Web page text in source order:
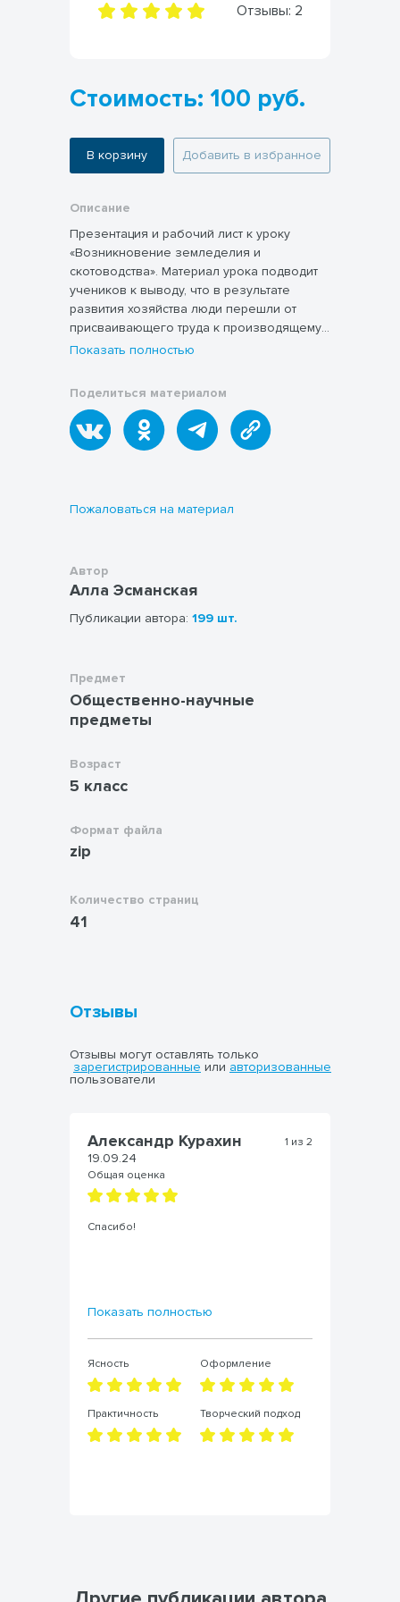
Отзывы: 2
Стоимость: 100 руб.
В корзину Добавить в избранное
Описание
Презентация и рабочий лист к уроку
«Возникновение земледелия и
скотоводства​». Материал урока подводит
учеников к выводу, что в результате
развития хозяйства люди перешли от
присваивающего труда к производящему
— изготовлению продуктов, отсутствующих
общественном устройстве. Материал
урока обращает внимание детей на то, что
освоение природы древнейшим
и охота сменились земледелием и
Показать полностью
Поделиться материалом
Пожаловаться на материал
Автор
Алла Эсманская
Публикации автора: 199 шт.
Предмет
Общественно-научные
предметы
Возраст
5 класс
Формат файла
zip
Количество страниц
41
Отзывы
Отзывы могут оставлять только
зарегистрированные или авторизованные
пользователи
1 из 2
Александр Курахин
19.09.24
Общая оценка
Спасибо!
Показать полностью
Ясность Оформление
Практичность Творческий подход